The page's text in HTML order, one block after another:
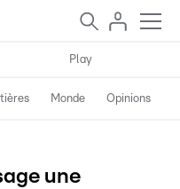
Play
Monde Opinions
une